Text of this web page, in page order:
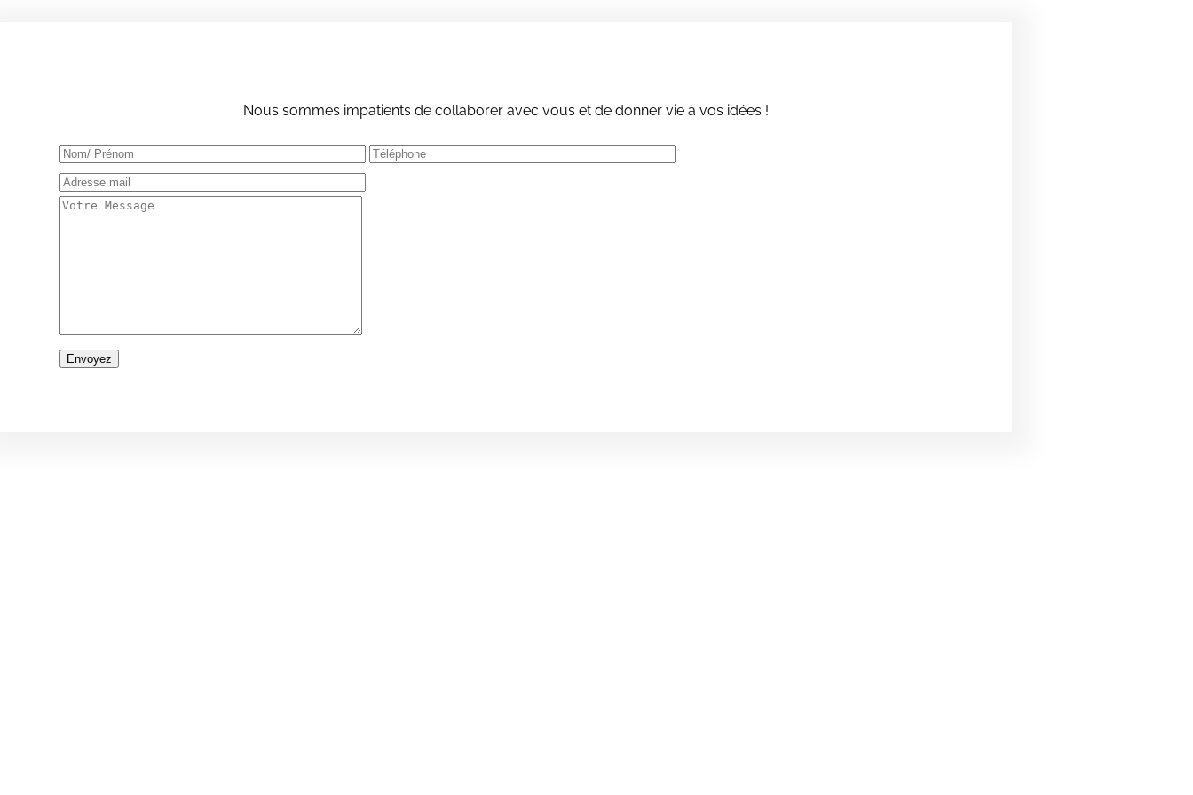
Nous sommes impatients de collaborer avec vous et de donner vie à vos idées !